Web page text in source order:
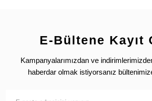
E-Bültene Kayıt
Kampanyalarımızdan ve
haberdar olmak istiyorsanız